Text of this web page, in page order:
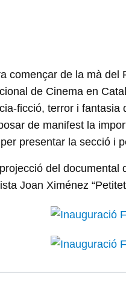
començar de la mà
de Cinema en
ficció, terror i
de manifest la
presentar la secció i
del
Joan Ximénez